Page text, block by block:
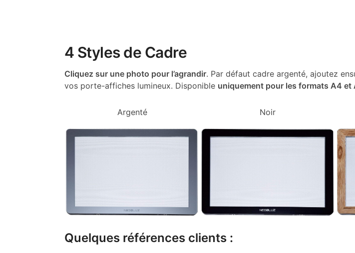
4 Styles de Cadre
Cliquez sur une photo pour l’agrandir. Par défaut cadre argenté, ajoutez
vos porte-affiches lumineux. Disponible uniquement pour les formats A4 et
Argenté Noir
Quelques références clients :